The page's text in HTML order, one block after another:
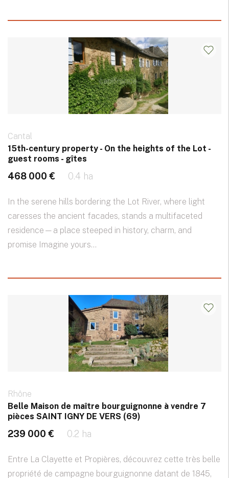
Cantal
15th-century property - On the heights of the Lot -
guest rooms - gîtes
468 000 € 0.4 ha
In the serene hills bordering the Lot River, where light
caresses the ancient facades, stands a multifaceted
residence—a place steeped in history, charm, and
promise Imagine yours...
Rhône
Belle Maison de maître bourguignonne à vendre 7
pièces SAINT IGNY DE VERS (69)
239 000 € 0.2 ha
Entre La Clayette et Propières, découvrez cette très belle
propriété de campagne bourguignonne datant de 1845,